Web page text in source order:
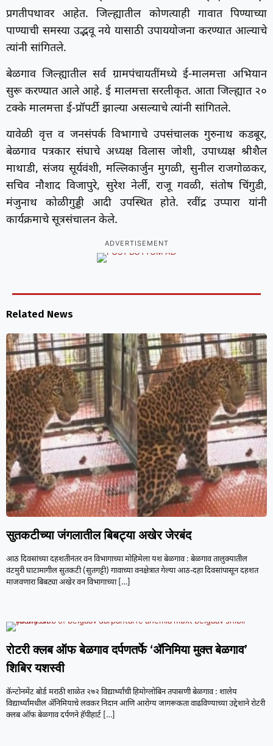
प्रगतीपथावर आहेत. जिल्ह्यातील कोणत्याही गावात पिण्याच्या
पाण्याची समस्या उद्भवू नये यासाठी उपाययोजना करण्यात आल्याचे
त्यांनी सांगितले.
बेळगाव जिल्ह्यातील सर्व ग्रामपंचायतींमध्ये ई-मालमत्ता अभियान
सुरू करण्यात आले आहे. ई मालमत्ता सरलीकृत. आता जिल्ह्यात २०
टक्के मालमत्ता ई-प्रॉपर्टी झाल्या असल्याचे त्यांनी सांगितले.
यावेळी वृत्त व जनसंपर्क विभागाचे उपसंचालक गुरुनाथ कडबूर,
बेळगाव पत्रकार संघाचे अध्यक्ष विलास जोशी, उपाध्यक्ष श्रीशैल
माथाडी, संजय सूर्यवंशी, मल्लिकार्जुन मुगळी, सुनील राजगोळकर,
सचिव नौशाद विजापुरे, सुरेश नेर्ली, राजू गवळी, संतोष चिंगुडी,
मंजुनाथ कोळीगुड्डी आदी उपस्थित होते. रवींद्र उप्पारा यांनी
कार्यक्रमाचे सूत्रसंचालन केले.
ADVERTISEMENT
Related News
सुतकटीच्या जंगलातील बिबट्या अखेर जेरबंद
आठ दिवसांच्या दहशतीनंतर वन विभागाच्या मोहिमेला यश बेळगाव : बेळगाव तालुक्यातील
वंटमुरी घाटामागील सुतकटी (सुतगट्टी) गावाच्या वनक्षेत्रात गेल्या आठ-दहा दिवसांपासून दहशत
माजवणारा बिबट्या अखेर वन विभागाच्या[…]
रोटरी क्लब ऑफ बेळगाव दर्पणतर्फे ‘ॲनिमिया मुक्त बेळगाव’
शिबिर यशस्वी
कॅन्टोनमेंट बोर्ड मराठी शाळेत २७२ विद्यार्थ्यांची हिमोग्लोबिन तपासणी बेळगाव : शालेय
विद्यार्थ्यांमधील ॲनिमियाचे लवकर निदान आणि आरोग्य जागरूकता वाढविण्याच्या उद्देशाने रोटरी
क्लब ऑफ बेळगाव दर्पणने हॅपीहार्ट […]